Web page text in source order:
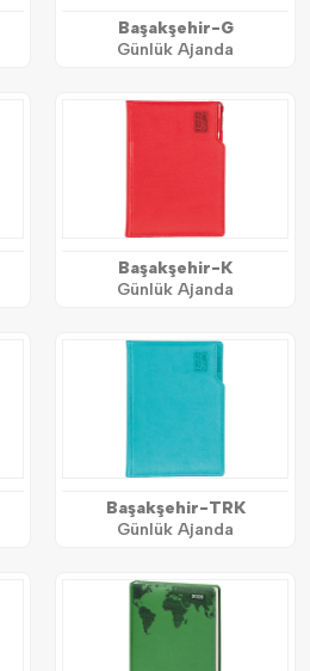
Başakşehir-G
Günlük Ajanda
Başakşehir-K
Günlük Ajanda
Başakşehir-TRK
Günlük Ajanda